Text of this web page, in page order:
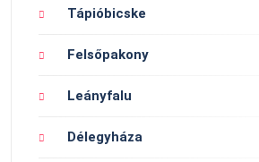
Tápióbicske
Felsőpakony
Leányfalu
Délegyháza